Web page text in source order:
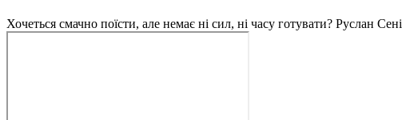
Хочеться смачно поїсти, але немає ні сил, ні часу готувати? Руслан